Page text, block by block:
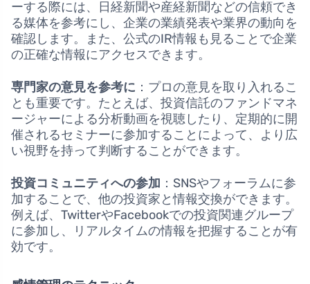
ーする際には、日経新聞や産経新聞などの信頼でき
る媒体を参考にし、企業の業績発表や業界の動向を
確認します。また、公式のIR情報も見ることで企業
の正確な情報にアクセスできます。
専門家の意見を参考に ：プロの意見を取り入れるこ
とも重要です。たとえば、投資信託のファンドマネ
ージャーによる分析動画を視聴したり、定期的に開
催されるセミナーに参加することによって、より広
い視野を持って判断することができます。
投資コミュニティへの参加 ：SNSやフォーラムに参
加することで、他の投資家と情報交換ができます。
例えば、TwitterやFacebookでの投資関連グループ
に参加し、リアルタイムの情報を把握することが有
効です。